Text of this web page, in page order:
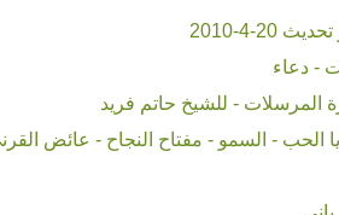
4-2010
- دعاء
المرسلات - للشيخ حاتم فريد
الحب - السمو - مفتاح النجاح - عائض